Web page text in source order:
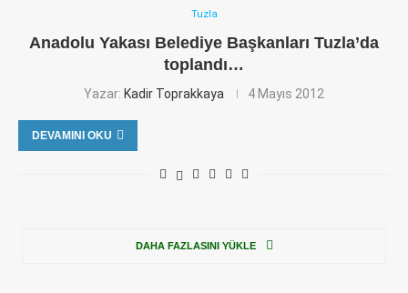
Tuzla
Anadolu Yakası Belediye Başkanları Tuzla’da
toplandı…
Yazar: Kadir Toprakkaya 4 Mayıs 2012
DEVAMINI OKU
DAHA FAZLASINI YÜKLE